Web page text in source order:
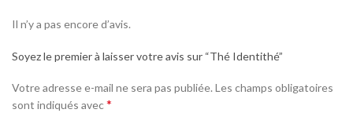
Il n’y a pas encore d’avis.
Soyez le premier à laisser votre avis sur “Thé Identithé”
Votre adresse e-mail ne sera pas publiée. Les champs obligatoires
sont indiqués avec*